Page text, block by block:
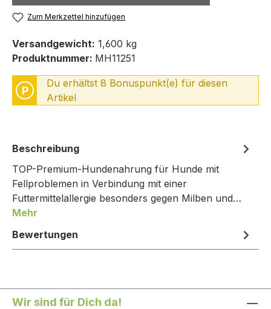
Zum Merkzettel hinzufügen
Versandgewicht: 1,600 kg
Produktnummer: MH11251
P
Du erhältst 8 Bonuspunkt(e) für diesen
Artikel
Beschreibung
TOP-Premium-Hundenahrung für Hunde mit
Fellproblemen in Verbindung mit einer
Futtermittelallergie besonders gegen Milben und…
Mehr
Bewertungen
Wir sind für Dich da!